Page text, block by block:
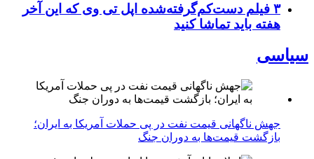
۳ فیلم دست‌کم‌گرفته‌شده اپل تی وی که این آخر
هفته باید تماشا کنید
سیاسی
جهش ناگهانی قیمت نفت در پی حملات آمریکا به ایران؛
بازگشت قیمت‌ها به دوران جنگ